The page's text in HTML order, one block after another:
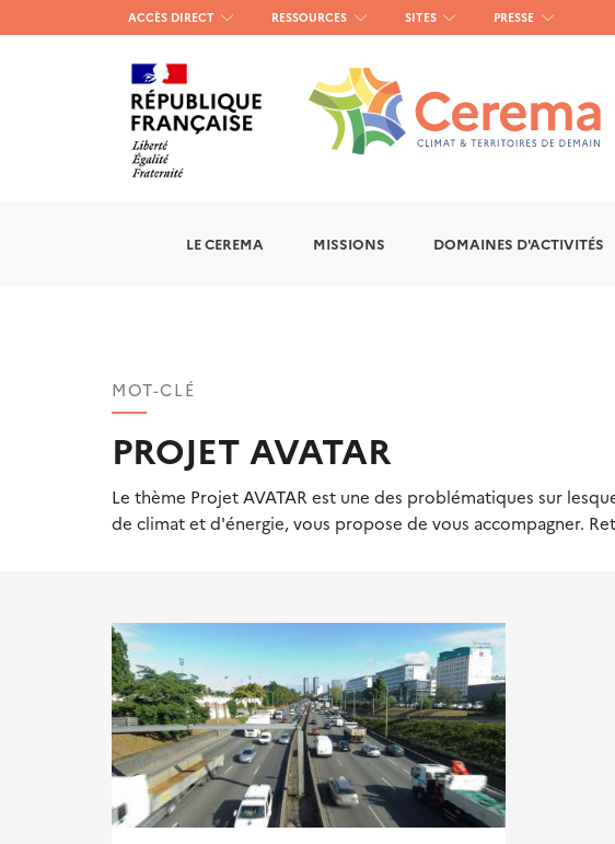
Menu
haut
gauche
ACCÈS DIRECT RESSOURCES SITES PRESSE
LE CEREMA MISSIONS DOMAINES D'ACTIVITÉS
MOT-CLÉ
PROJET AVATAR
Le thème Projet AVATAR est une des problématiques sur
de climat et d'énergie, vous propose de vous accompagner.